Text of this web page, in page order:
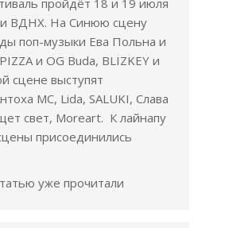
ВДНХ. На Синюю сцену
поп-музыки Ева Польна и
и OG Buda, BLIZKEY и
сцене выступят
МС, Lida, SALUKI, Слава
свет, Moreart. К лайнапу
присоединились
уже прочитали